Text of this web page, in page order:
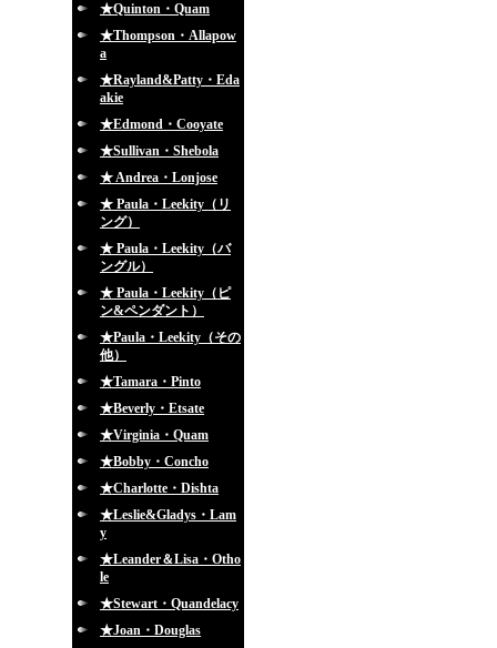
★Quinton・Quam
★Thompson・Allapow
a
★Rayland&Patty・Eda
akie
★Edmond・Cooyate
★Sullivan・Shebola
★ Andrea・Lonjose
★ Paula・Leekity（リ
ング）
★ Paula・Leekity（バ
ングル）
★ Paula・Leekity（ピ
ン&ペンダント）
★Paula・Leekity（その
他）
★Tamara・Pinto
★Beverly・Etsate
★Virginia・Quam
★Bobby・Concho
★Charlotte・Dishta
★Leslie&Gladys・Lam
y
★Leander＆Lisa・Otho
le
★Stewart・Quandelacy
★Joan・Douglas